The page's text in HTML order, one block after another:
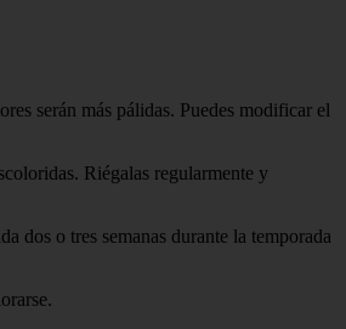
serán más pálidas. Puedes modificar el
Riégalas regularmente y
dos o tres semanas durante la temporada